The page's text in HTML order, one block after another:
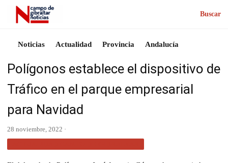
Buscar
Noticias Actualidad Provincia Andalucía
Polígonos establece el dispositivo de
Tráfico en el parque empresarial
para Navidad
28 noviembre, 2022 ·